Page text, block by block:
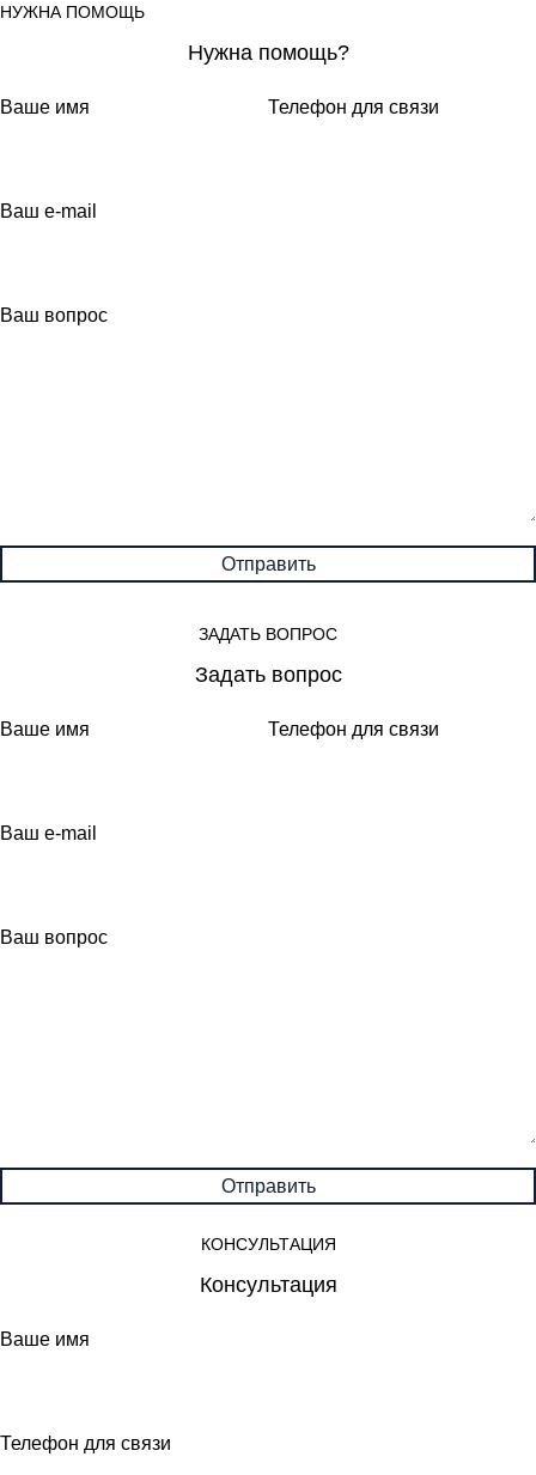
НУЖНА ПОМОЩЬ
Нужна помощь?
Ваше имя Телефон для связи
Ваш e-mail
Ваш вопрос
ЗАДАТЬ ВОПРОС
Задать вопрос
Ваше имя Телефон для связи
Ваш e-mail
Ваш вопрос
КОНСУЛЬТАЦИЯ
Консультация
Ваше имя
Телефон для связи